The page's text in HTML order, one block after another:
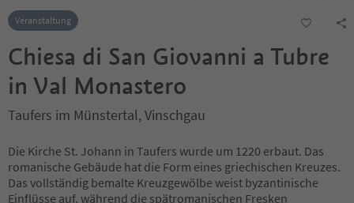
Veranstaltung
Chiesa di San Giovanni a Tubre
in Val Monastero
Taufers im Münstertal, Vinschgau
Die Kirche St. Johann in Taufers wurde um 1220 erbaut. Das
romanische Gebäude hat die Form eines griechischen Kreuzes.
Das vollständig bemalte Kreuzgewölbe weist byzantinische
Einflüsse auf, während die spätromanischen Fresken